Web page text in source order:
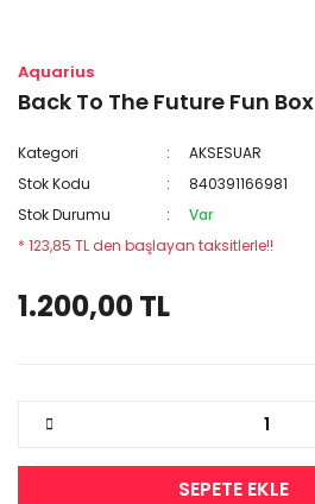
Aquarius
Back To The Future Fun Box
Kategori
AKSESUAR
Stok Kodu
840391166981
Stok Durumu
Var
* 123,85 TL den başlayan taksitlerle!!
1.200,00 TL
SEPETE EKLE